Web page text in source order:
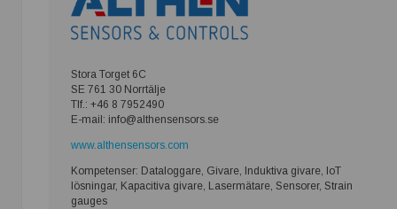
Stora Torget 6C
SE 761 30 Norrtälje
Tlf.: +46 8 7952490
E-mail: info@althensensors.se
www.althensensors.com
Kompetenser: Dataloggare, Givare, Induktiva givare, IoT
lösningar, Kapacitiva givare, Lasermätare, Sensorer, Strain
gauges